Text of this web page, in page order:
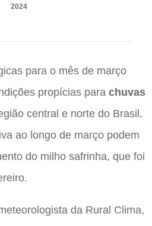
2024
para o mês de março
propícias para chuvas
central e norte do Brasil.
ao longo de março podem
do milho safrinha, que foi
da Rural Clima,